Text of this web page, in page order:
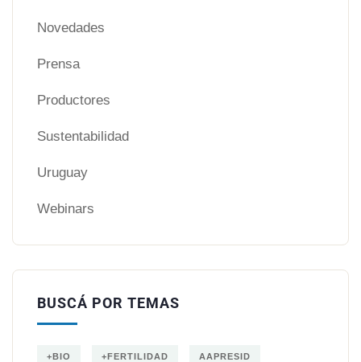
Novedades
Prensa
Productores
Sustentabilidad
Uruguay
Webinars
BUSCÁ POR TEMAS
+BIO +FERTILIDAD AAPRESID